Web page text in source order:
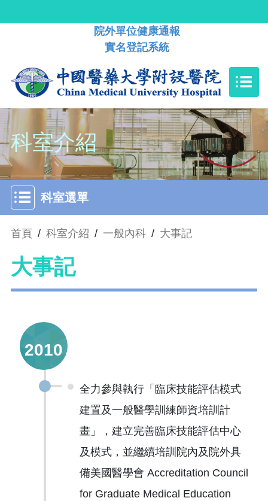
院外單位健康通報
實名登記系統
科室介紹
科室選單
首頁 / 科室介紹 / 一般內科 / 大事記
大事記
2010
全力參與執行「臨床技能評估模式
建置及一般醫學訓練師資培訓計
畫」，建立完善臨床技能評估中心
及模式，並繼續培訓院內及院外具
備美國醫學會 Accreditation Council
for Graduate Medical Education